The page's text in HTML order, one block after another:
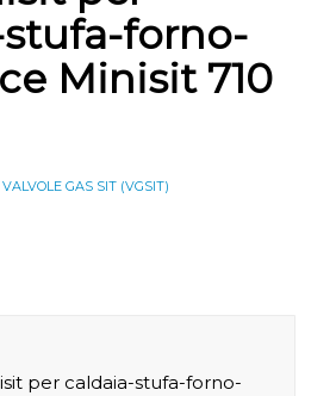
forno-
Minisit 710
VALVOLE GAS SIT (VGSIT)
per caldaia-stufa-forno-